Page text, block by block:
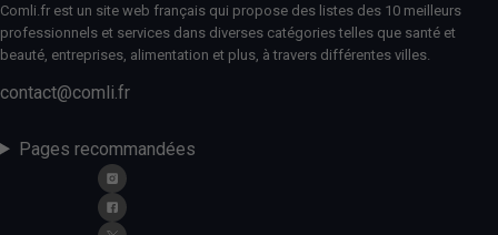
Comli.fr est un site web français qui propose des listes des 10 meilleurs
professionnels et services dans diverses catégories telles que santé et
beauté, entreprises, alimentation et plus, à travers différentes villes.
contact@comli.fr
Pages recommandées